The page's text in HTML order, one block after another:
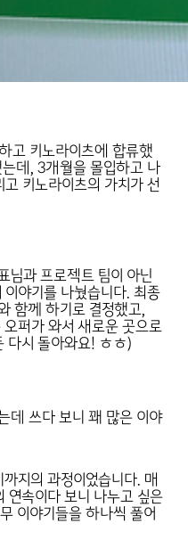
고 키노라이츠에 합류했
데, 3개월을 몰입하고 나
키노라이츠의 가치가 선
님과 프로젝트 팀이 아닌
야기를 나눴습니다. 최종
함께 하기로 결정했고,
퍼가 와서 새로운 곳으로
다시 돌아와요! ㅎㅎ)
데 쓰다 보니 꽤 많은 이야
지의 과정이었습니다. 매
연속이다 보니 나누고 싶은
이야기들을 하나씩 풀어